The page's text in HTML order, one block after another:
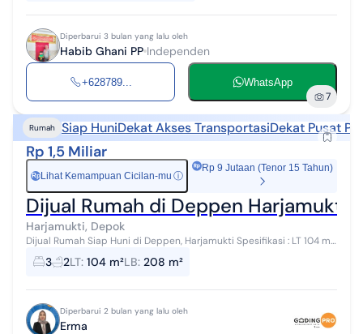
Diperbarui 3 bulan yang lalu oleh
Habib Ghani PP Independen
+628789... WhatsApp
7
Rumah Siap HuniDekat Akses TransportasiDekat Pusat
Rp 1,5 Miliar
Rp Lihat Kemampuan Cicilan-mu ⓘ
Rp 9 Jutaan (Tenor 15 Tahun)
Dijual Rumah di Deppen Harjamukti
Harjamukti, Depok
Dijual Rumah Siap Huni di Deppen, Harjamukti Spesifikasi : LT 104 m²
LB 208 m² KT bawah 2 KT atas 1 KM 2 - ada ruang jemur dan siap
bangun balc...
3 2LT: 104 m²LB: 208 m²
Diperbarui 2 bulan yang lalu oleh
Erma